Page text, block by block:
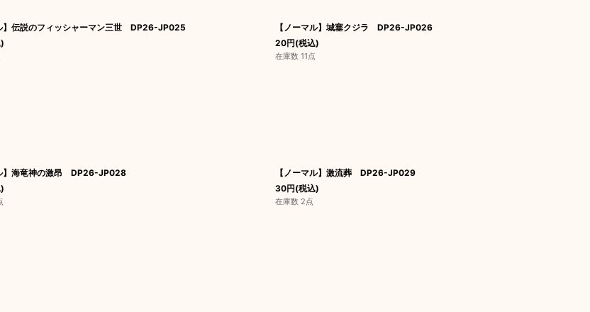
】伝説のフィッシャーマン三世 DP26-JP025
【ノーマル】城塞クジラ DP26-JP026
20円(税込)
在庫数 11点
】海竜神の激昂 DP26-JP028
【ノーマル】激流葬 DP26-JP029
30円(税込)
在庫数 2点